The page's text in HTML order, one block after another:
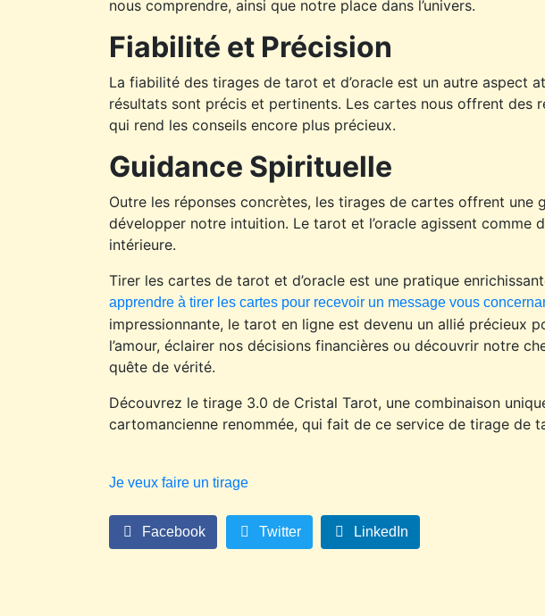
nous comprendre, ainsi que notre place dans l’univers.
Fiabilité et Précision
La fiabilité des tirages de tarot et d’oracle est un autre aspect
résultats sont précis et pertinents. Les cartes nous offrent des
qui rend les conseils encore plus précieux.
Guidance Spirituelle
Outre les réponses concrètes, les tirages de cartes offrent
développer notre intuition. Le tarot et l’oracle agissent
intérieure.
Tirer les cartes de tarot et d’oracle est une pratique
apprendre à tirer les cartes pour recevoir un message vous
impressionnante, le tarot en ligne est devenu un allié précieux
l’amour, éclairer nos décisions financières ou découvrir notre
quête de vérité.
Découvrez le tirage 3.0 de Cristal Tarot, une combinaison
cartomancienne renommée, qui fait de ce service de tirage de
Je veux faire un tirage
Facebook Twitter LinkedIn